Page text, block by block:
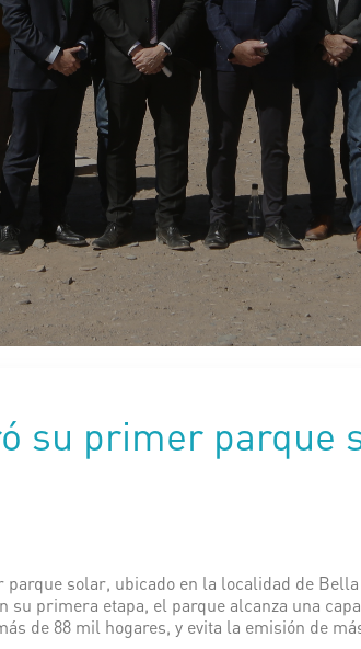
su primer parque
solar, ubicado en la localidad de
su primera etapa, el parque alcanza una
de 88 mil hogares, y evita la emisión de